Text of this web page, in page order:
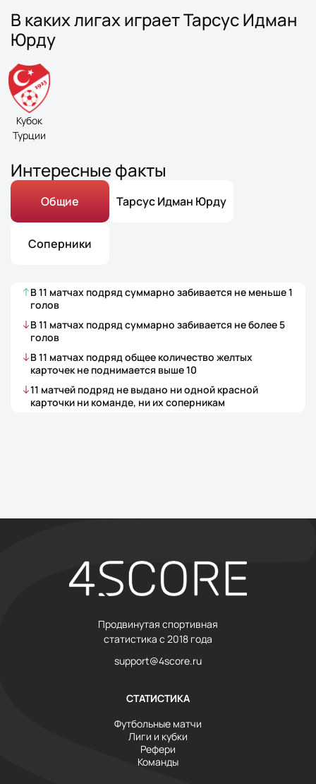
В каких лигах играет Тарсус Идман
Юрду
Кубок
Турции
Интересные факты
Общие Тарсус Идман Юрду
Соперники
В11 матчах подряд суммарно забивается не меньше1
голов
В11 матчах подряд суммарно забивается не более 5
голов
В11 матчах подряд общее количество желтых
карточек не поднимается выше10
11 матчей подряд не выдано ни одной красной
карточки ни команде, ни их соперникам
Продвинутая спортивная
статистика с 2018 года
support@4score.ru
СТАТИСТИКА
Футбольные матчи
Лиги и кубки
Рефери
Команды